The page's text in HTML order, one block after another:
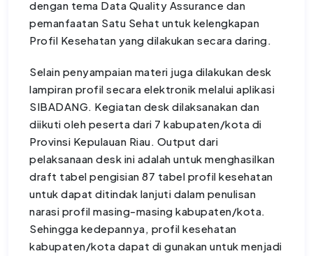
dengan tema Data Quality Assurance dan
pemanfaatan Satu Sehat untuk kelengkapan
Profil Kesehatan yang dilakukan secara daring.
Selain penyampaian materi juga dilakukan desk
lampiran profil secara elektronik melalui aplikasi
SIBADANG. Kegiatan desk dilaksanakan dan
diikuti oleh peserta dari 7 kabupaten/kota di
Provinsi Kepulauan Riau. Output dari
pelaksanaan desk ini adalah untuk menghasilkan
draft tabel pengisian 87 tabel profil kesehatan
untuk dapat ditindak lanjuti dalam penulisan
narasi profil masing-masing kabupaten/kota.
Sehingga kedepannya, profil kesehatan
kabupaten/kota dapat di gunakan untuk menjadi